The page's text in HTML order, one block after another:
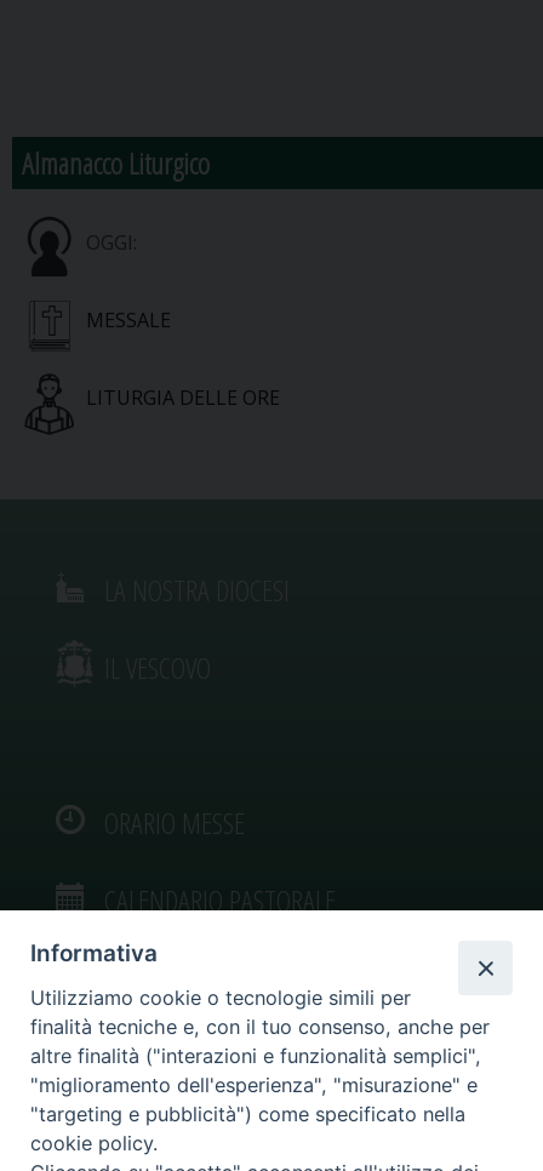
Almanacco Liturgico
OGGI:
MESSALE
LITURGIA DELLE ORE
IL VESCOVO
ORARIO MESSE
CALENDARIO PASTORALE
VIDEOGALLERY
PHOTOGALLERY
Informativa
Utilizziamo cookie o tecnologie simili per
finalità tecniche e, con il tuo consenso, anche per
altre finalità ("interazioni e funzionalità semplici",
"miglioramento dell'esperienza", "misurazione" e
"targeting e pubblicità") come specificato nella
cookie policy.